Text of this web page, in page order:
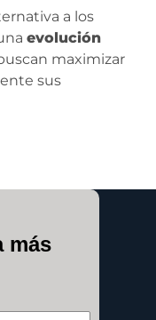
a los
evolución
maximizar
sus